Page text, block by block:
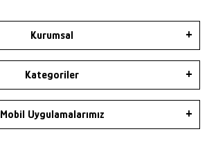
Kurumsal
Kategoriler
Mobil Uygulamalarımız